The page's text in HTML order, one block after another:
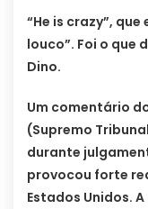
“He is crazy”,
louco”. Foi o que
Dino.
Um comentário
(Supremo
durante
provocou forte
Estados Unidos.